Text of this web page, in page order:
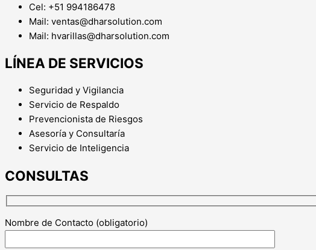
Cel: +51 994186478
Mail: ventas@dharsolution.com
Mail: hvarillas@dharsolution.com
LÍNEA DE SERVICIOS
Seguridad y Vigilancia
Servicio de Respaldo
Prevencionista de Riesgos
Asesoría y Consultaría
Servicio de Inteligencia
CONSULTAS
Nombre de Contacto (obligatorio)